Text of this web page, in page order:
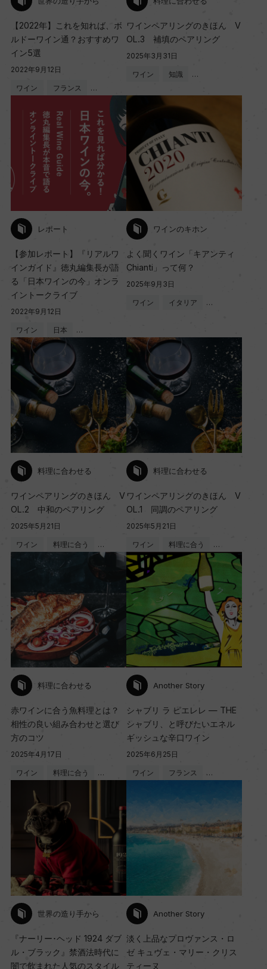
【2022年】これを知れば、ボ
ルドーワイン通？おすすめワ
イン5選
2022年9月12日
ワイン フランス …
ワインペアリングのきほん V
OL.3 補填のペアリング
2025年3月31日
ワイン 知識 …
レポート
【参加レポート】『リアルワ
インガイド』徳丸編集長が語
る「日本ワインの今」オンラ
イントークライブ
2022年9月12日
ワイン 日本 …
ワインのキホン
よく聞くワイン「キアンティ
Chianti」って何？
2025年9月3日
ワイン イタリア …
料理に合わせる
ワインペアリングのきほん V
OL.2 中和のペアリング
2025年5月21日
ワイン 料理に合う …
料理に合わせる
ワインペアリングのきほん V
OL.1 同調のペアリング
2025年5月21日
ワイン 料理に合う …
料理に合わせる
赤ワインに合う魚料理とは？
相性の良い組み合わせと選び
方のコツ
2025年4月17日
ワイン 料理に合う …
Another Story
シャブリ ラ ピエレレ — THE
シャブリ、と呼びたいエネル
ギッシュな辛口ワイン
2025年6月25日
ワイン フランス …
世界の造り手から
『ナーリー･ヘッド 1924 ダブ
ル・ブラック』禁酒法時代に
闇で飲まれた人気のスタイル
Another Story
淡く上品なプロヴァンス・ロ
ゼ キュヴェ・マリー・クリス
ティーヌ